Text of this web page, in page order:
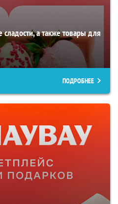
а также товары для
ПОДРОБНЕЕ